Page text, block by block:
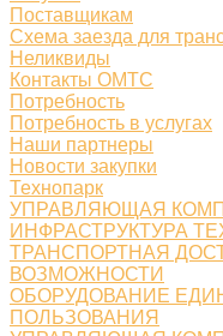
Поставщикам
Схема заезда для
Неликвиды
Контакты ОМТС
Потребность
Потребность в услугах
Наши партнеры
Новости закупки
Технопарк
УПРАВЛЯЮЩАЯ
ИНФРАСТРУКТУРА
ТРАНСПОРТНАЯ
ВОЗМОЖНОСТИ
ОБОРУДОВАНИЕ
ПОЛЬЗОВАНИЯ